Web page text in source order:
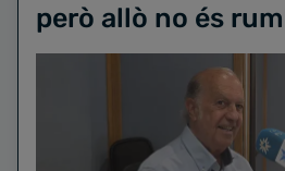
però allò no és